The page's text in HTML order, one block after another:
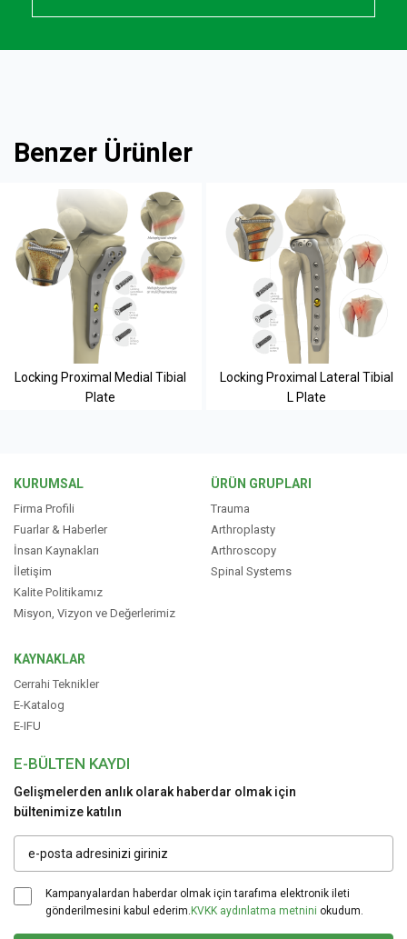
Benzer Ürünler
Locking Proximal Medial Tibial
Plate
Locking Proximal Lateral Tibial
L Plate
KURUMSAL
Firma Profili
Fuarlar & Haberler
İnsan Kaynakları
İletişim
Kalite Politikamız
Misyon, Vizyon ve Değerlerimiz
ÜRÜN GRUPLARI
Trauma
Arthroplasty
Arthroscopy
Spinal Systems
KAYNAKLAR
Cerrahi Teknikler
E-Katalog
E-IFU
E-BÜLTEN KAYDI
Gelişmelerden anlık olarak haberdar olmak için
bültenimize katılın
Kampanyalardan haberdar olmak için tarafıma elektronik ileti
gönderilmesini kabul ederim. KVKK aydınlatma metnini okudum.